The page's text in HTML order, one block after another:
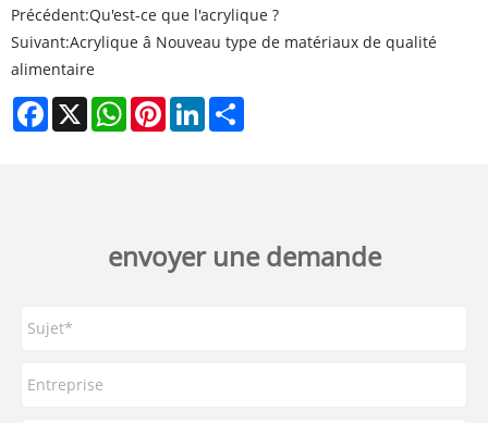
Précédent:Qu'est-ce que l'acrylique ?
Suivant:Acrylique â Nouveau type de matériaux de qualité
alimentaire
Facebook
X WhatsAppPinterestLinkedIn
envoyer une demande